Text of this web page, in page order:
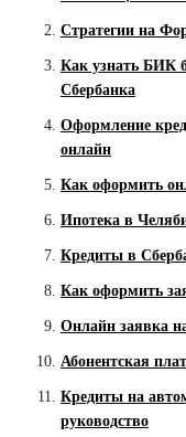
Стратегии на
Как узнать БИК
Сбербанка
Оформление
онлайн
Как оформить
Ипотека в
Кредиты в
Как оформить
Онлайн заявка
Абонентская
Кредиты на
руководство